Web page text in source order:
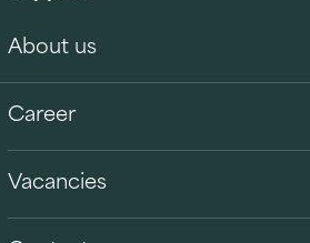
About us
Career
Vacancies